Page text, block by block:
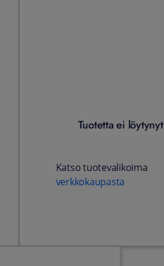
Tuotetta ei löytynyt
Katso tuotevalikoima
verkkokaupasta